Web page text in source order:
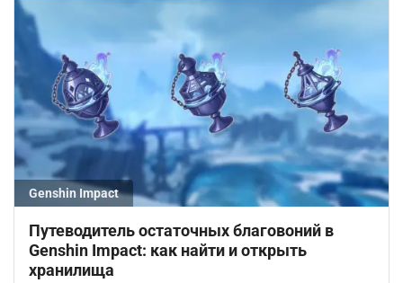
Genshin Impact
Путеводитель остаточных благовоний в
Genshin Impact: как найти и открыть
хранилища